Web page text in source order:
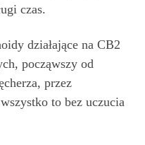
czas.
działające na CB2
począwszy od
przez
to bez uczucia